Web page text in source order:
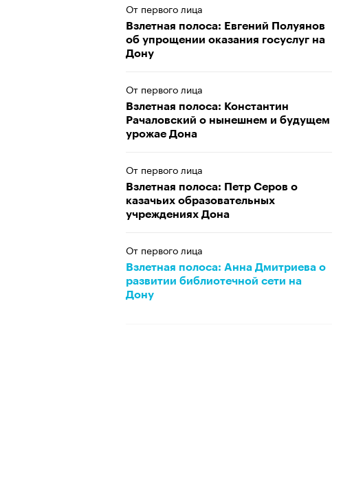
От первого лица
Взлетная полоса: Евгений Полуянов
об упрощении оказания госуслуг на
Дону
От первого лица
Взлетная полоса: Константин
Рачаловский о нынешнем и будущем
урожае Дона
От первого лица
Взлетная полоса: Петр Серов о
казачьих образовательных
учреждениях Дона
От первого лица
Взлетная полоса: Анна Дмитриева о
развитии библиотечной сети на
Дону